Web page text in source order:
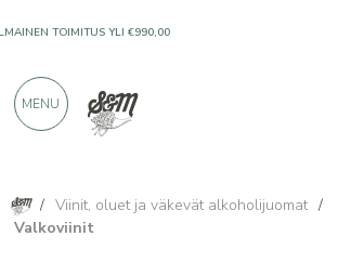
/ Viinit, oluet ja väkevät alkoholijuomat /
Valkoviinit
TOIMITUS YLI €990,00
ERINOMAISILTA VALMISTAJILTA
MENU